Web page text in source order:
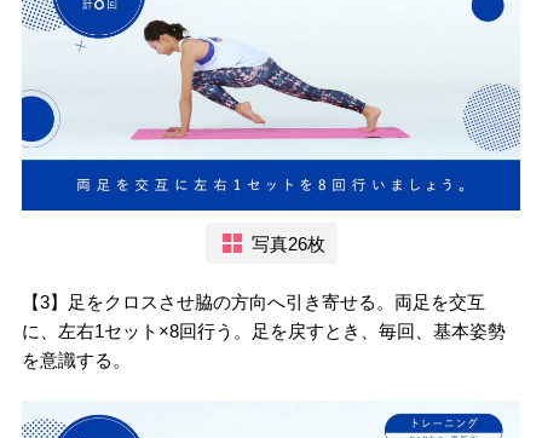
写真26枚
【3】足をクロスさせ脇の方向へ引き寄せる。両足を交互
に、左右1セット×8回行う。足を戻すとき、毎回、基本姿勢
を意識する。